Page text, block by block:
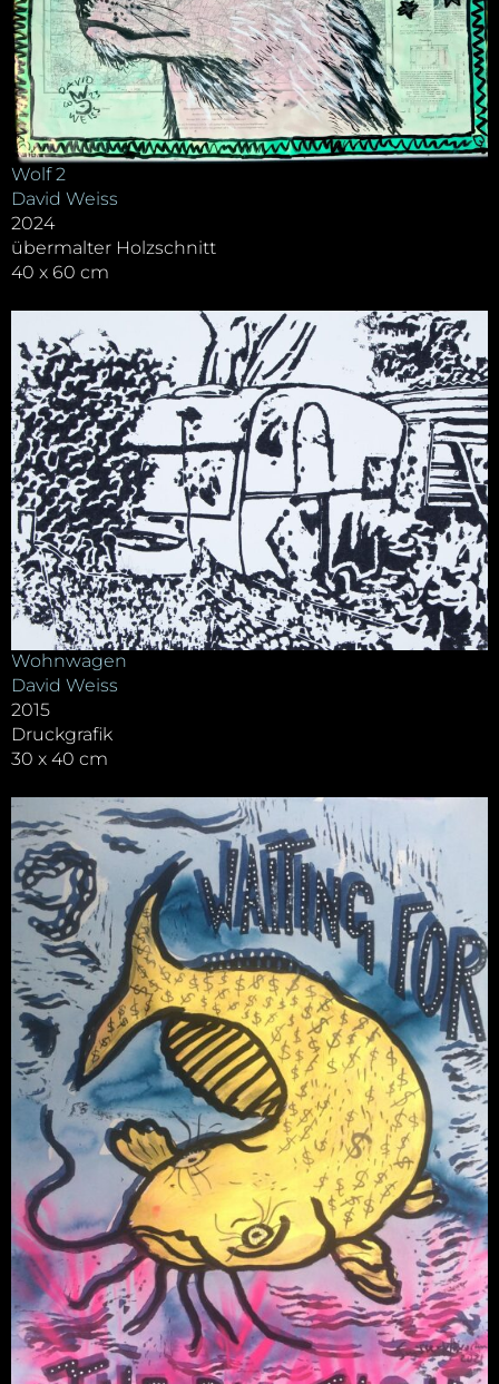
Wolf 2
David Weiss
2024
übermalter Holzschnitt
40 x 60 cm
Wohnwagen
David Weiss
2015
Druckgrafik
30 x 40 cm